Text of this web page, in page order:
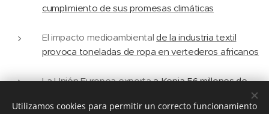
cumplimiento de sus promesas climáticas
El impacto medioambiental de la industria textil
provoca toneladas de ropa en vertederos africanos
La Unión Europea exportaa Kenia 56 millones de
Utilizamos cookies para permitir un correcto funcionamiento